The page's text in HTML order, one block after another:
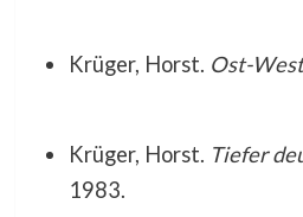
Krüger, Horst. Ost-
Krüger, Horst. Tiefer
1983.